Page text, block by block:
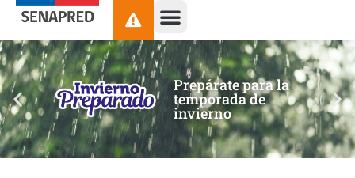
contenido
Prepárate para la
temporada de
invierno